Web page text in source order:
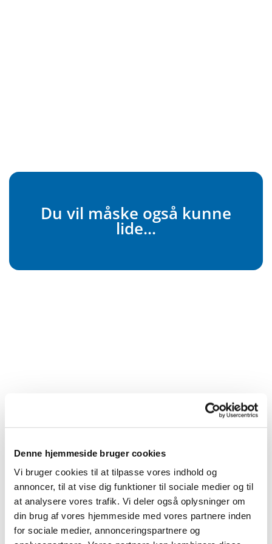
Denne hjemmeside bruger cookies
Vi bruger cookies til at tilpasse vores indhold og
annoncer, til at vise dig funktioner til sociale medier og til
at analysere vores trafik. Vi deler også oplysninger om
din brug af vores hjemmeside med vores partnere inden
for sociale medier, annonceringspartnere og
Du vil måske også kunne
lide...